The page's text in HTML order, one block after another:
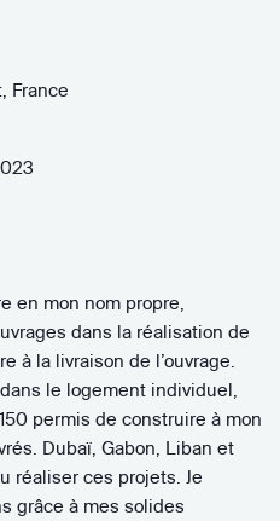
France
en mon nom propre,
dans la réalisation de
à la livraison de l’ouvrage.
le logement individuel,
permis de construire à mon
Dubaï, Gabon, Liban et
réaliser ces projets. Je
grâce à mes solides